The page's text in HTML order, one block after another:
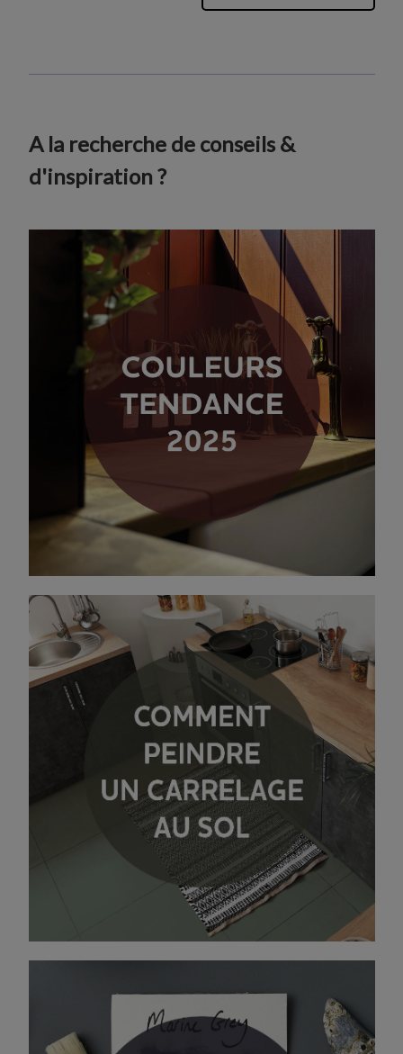
A la recherche de conseils &
d'inspiration ?